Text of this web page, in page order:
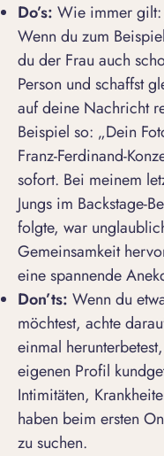
Do’s: Wie immer gilt:
Wenn du zum
du der Frau auch
Person und schaffst
auf deine Nachricht
Beispiel so: „Dein
Franz-Ferdinand-
sofort. Bei meinem
Jungs im Backstage-
folgte, war
Gemeinsamkeit
eine spannende
Don’ts: Wenn du
möchtest, achte
einmal
eigenen Profil
Intimitäten,
haben beim ersten
zu suchen.